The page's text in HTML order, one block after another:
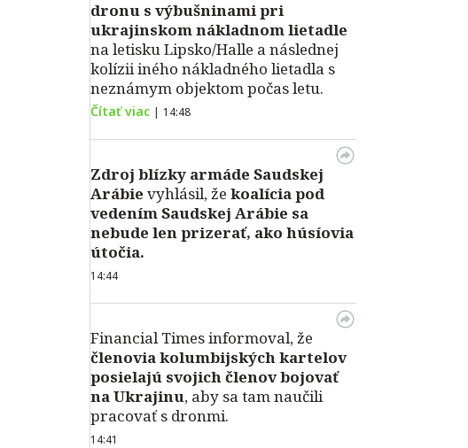
dronu s výbušninami pri
ukrajinskom nákladnom lietadle
na letisku Lipsko/Halle a následnej
kolízii iného nákladného lietadla s
neznámym objektom počas letu.
Čítať viac | 14:48
Zdroj blízky armáde Saudskej
Arábie vyhlásil, že koalícia pod
vedením Saudskej Arábie sa
nebude len prizerať, ako húsíovia
útočia.
14:44
Financial Times informoval, že
členovia kolumbijských kartelov
posielajú svojich členov bojovať
na Ukrajinu, aby sa tam naučili
pracovať s dronmi.
14:41